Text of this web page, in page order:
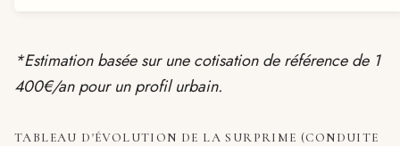
*Estimation basée sur une cotisation de référence de 1
400€/an pour un profil urbain.
TABLEAU D'ÉVOLUTION DE LA SURPRIME (CONDUITE